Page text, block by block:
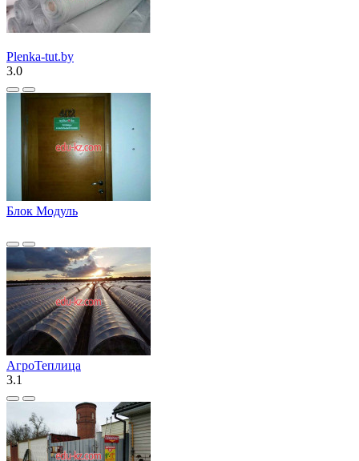
Plenka-tut.by
3.0
Блок Модуль
АгроТеплица
3.1